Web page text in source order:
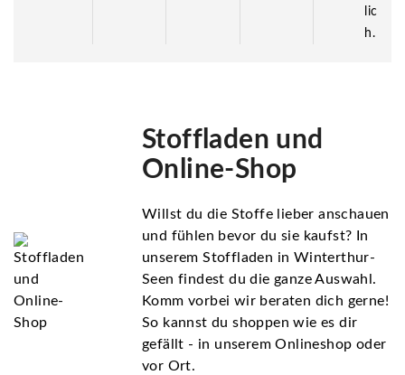
lic
h.
Stoffladen und
Online-Shop
Willst du die Stoffe lieber anschauen
und fühlen bevor du sie kaufst? In
unserem Stoffladen in Winterthur-
Seen findest du die ganze Auswahl.
Komm vorbei wir beraten dich gerne!
So kannst du shoppen wie es dir
gefällt - in unserem Onlineshop oder
vor Ort.